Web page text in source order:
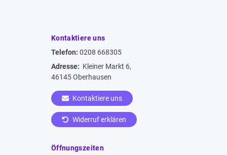
Kontaktiere uns
Telefon: 0208 668305
Adresse: Kleiner Markt 6,
46145 Oberhausen
Kontaktiere uns
Widerruf erklären
Öffnungszeiten